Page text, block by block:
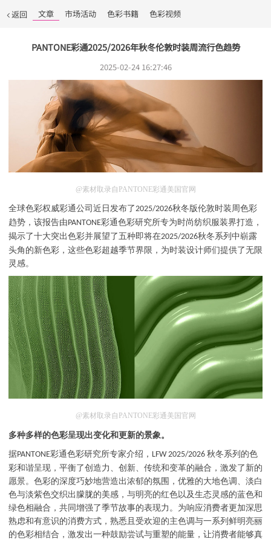
返回 文章 市场活动 色彩书籍 色彩视频
PANTONE彩通2025/2026年秋冬伦敦时装周流行色趋势
2025-02-24 16:27:46
@素材取录自PANTONE彩通美国官网
全球色彩权威彩通公司近日发布了2025/2026秋冬版伦敦时装周色彩
趋势，该报告由PANTONE彩通色彩研究所专为时尚纺织服装界打造，
揭示了十大突出色彩并展望了五种即将在2025/2026秋冬系列中崭露
头角的新色彩，这些色彩超越季节界限，为时装设计师们提供了无限
灵感。
@素材取录自PANTONE彩通美国官网
多种多样的色彩呈现出变化和更新的景象。
据PANTONE彩通色彩研究所专家介绍， LFW 2025/2026 秋冬系列的色
彩和谐呈现，平衡了创造力、创新、传统和变革的融合，激发了新的
愿景。色彩的深度巧妙地营造出浓郁的氛围，优雅的大地色调、淡白
色与淡紫色交织出朦胧的美感，与明亮的红色以及生态灵感的蓝色和
绿色相融合，共同增强了季节故事的表现力。为响应消费者更加深思
熟虑和有意识的消费方式，熟悉且受欢迎的主色调与一系列鲜明亮丽
的色彩相结合，激发出一种鼓励尝试与重塑的能量，让消费者能够真